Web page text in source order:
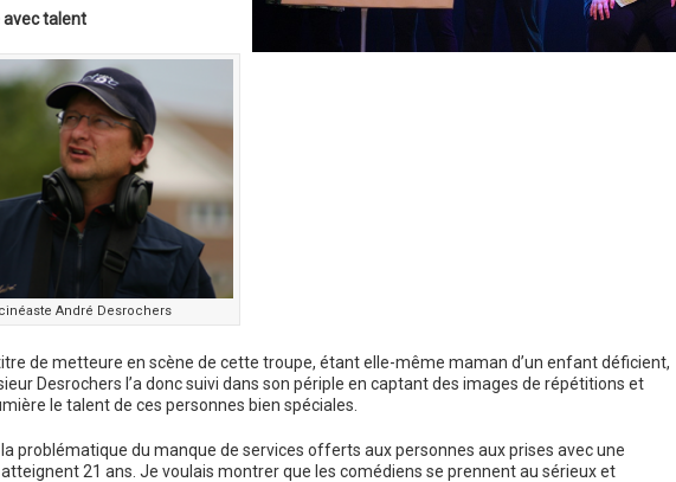
talent
André Desrochers
de metteure en scène de cette troupe, étant elle-même maman d’un enfant déficient,
Desrochers l’a donc suivi dans son périple en captant des images de répétitions et
le talent de ces personnes bien spéciales.
problématique du manque de services offerts aux personnes aux prises avec une
21 ans. Je voulais montrer que les comédiens se prennent au sérieux et